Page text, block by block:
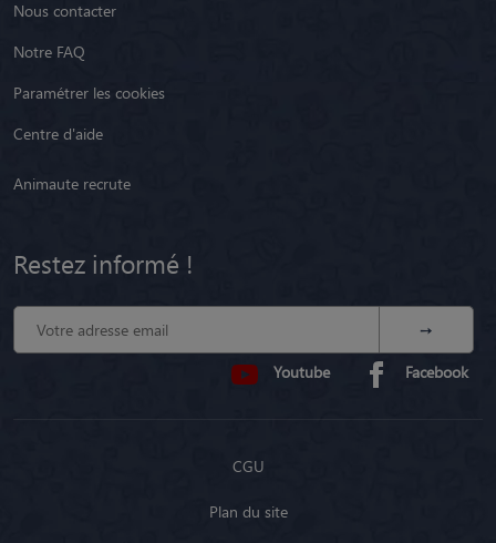
Nous contacter
Notre FAQ
Paramétrer les cookies
Centre d'aide
Animaute recrute
Restez informé !
Youtube Facebook
CGU
Plan du site